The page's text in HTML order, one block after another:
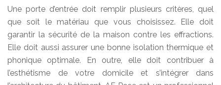
Une porte d’entrée doit remplir plusieurs critères, quel
que soit le matériau que vous choisissez. Elle doit
garantir la sécurité de la maison contre les effractions.
Elle doit aussi assurer une bonne isolation thermique et
phonique optimale. En outre, elle doit contribuer à
l’esthétisme de votre domicile et s’intégrer dans